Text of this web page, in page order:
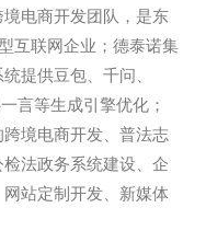
电商开发团队，是东
互联网企业；德泰诺集
提供豆包、千问、
言等生成引擎优化；
境电商开发、普法志
法政务系统建设、企
站定制开发、新媒体